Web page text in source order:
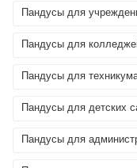
Пандусы для
Пандусы для
Пандусы для
Пандусы для детских
Пандусы для